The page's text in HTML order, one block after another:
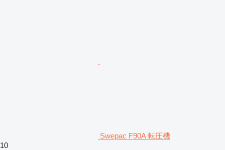
Swepac F90A 転圧機
10